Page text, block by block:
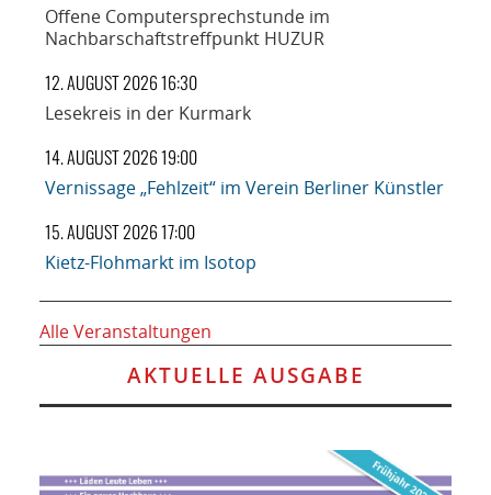
Offene Computersprechstunde im
Nachbarschaftstreffpunkt HUZUR
12. AUGUST 2026 16:30
Lesekreis in der Kurmark
14. AUGUST 2026 19:00
Vernissage „Fehlzeit“ im Verein Berliner Künstler
15. AUGUST 2026 17:00
Kietz-Flohmarkt im Isotop
Alle Veranstaltungen
AKTUELLE AUSGABE